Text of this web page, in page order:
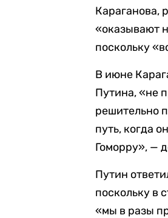
Караганова,
«оказывают
поскольку
В июне
Путина, «не
решительно
путь, когда
Гоморру», —
Путин
поскольку в
«мы в разы